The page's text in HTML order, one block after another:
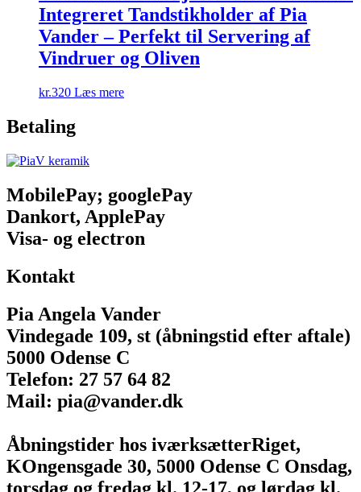
Integreret Tandstikholder af Pia
Vander – Perfekt til Servering af
Vindruer og Oliven
kr.320 Læs mere
Betaling
MobilePay; googlePay
Dankort, ApplePay
Visa- og electron
Kontakt
Pia Angela Vander
Vindegade 109, st (åbningstid efter aftale)
5000 Odense C
Telefon: 27 57 64 82
Mail: pia@vander.dk
Åbningstider hos iværksætterRiget,
KOngensgade 30, 5000 Odense C Onsdag,